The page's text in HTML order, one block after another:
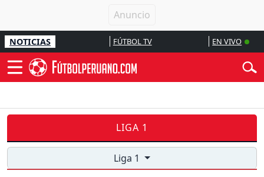
NOTICIAS FÚTBOL TV EN VIVO
LIGA 1
Liga 1